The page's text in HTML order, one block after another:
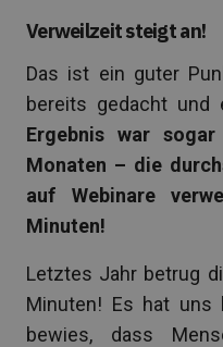
Verweilzeit steigt an!
Das ist ein guter
bereits gedacht und
Ergebnis war
Monaten – die
auf Webinare
Minuten!
Letztes Jahr betrug
Minuten! Es hat uns
bewies, dass